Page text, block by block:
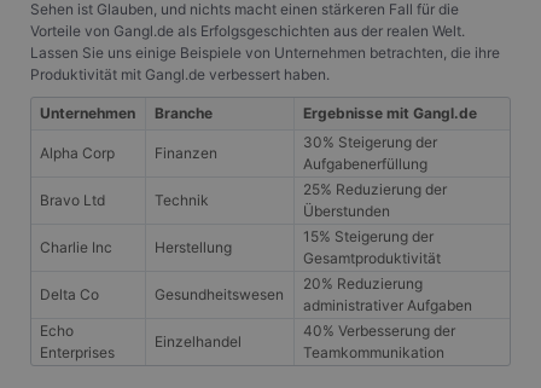
Sehen ist Glauben, und nichts macht einen stärkeren Fall für die
Vorteile von Gangl.de als Erfolgsgeschichten aus der realen Welt.
Lassen Sie uns einige Beispiele von Unternehmen betrachten, die ihre
Produktivität mit Gangl.de verbessert haben.
Unternehmen Branche Ergebnisse mit Gangl.de
Alpha Corp Finanzen
30% Steigerung der
Aufgabenerfüllung
Bravo Ltd
Technik
25% Reduzierung der
Überstunden
Charlie Inc
Herstellung
15% Steigerung der
Gesamtproduktivität
Delta Co
Gesundheitswesen
20% Reduzierung
administrativer Aufgaben
Echo
Enterprises
Einzelhandel
40% Verbesserung der
Teamkommunikation